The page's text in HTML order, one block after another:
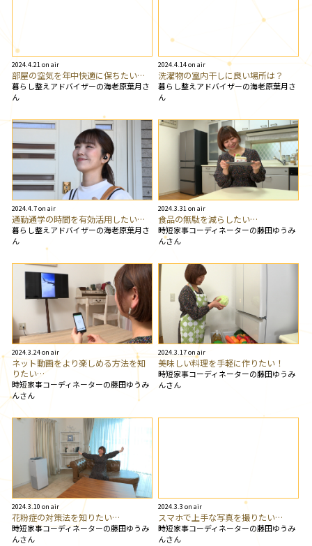
2024.4.21 on air
部屋の空気を年中快適に保ちたい…
暮らし整えアドバイザーの海老原葉月さ
ん
2024.4.14 on air
洗濯物の室内干しに良い場所は？
暮らし整えアドバイザーの海老原葉月さ
ん
2024.4.7 on air
通勤通学の時間を有効活用したい…
暮らし整えアドバイザーの海老原葉月さ
ん
2024.3.31 on air
食品の無駄を減らしたい…
時短家事コーディネーターの藤田ゆうみ
んさん
2024.3.24 on air
ネット動画をより楽しめる方法を知
りたい…
時短家事コーディネーターの藤田ゆうみ
んさん
2024.3.17 on air
美味しい料理を手軽に作りたい！
時短家事コーディネーターの藤田ゆうみ
んさん
2024.3.10 on air
花粉症の対策法を知りたい…
時短家事コーディネーターの藤田ゆうみ
んさん
2024.3.3 on air
スマホで上手な写真を撮りたい…
時短家事コーディネーターの藤田ゆうみ
んさん